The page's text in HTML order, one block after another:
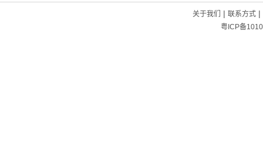
关于我们 | 联系方式|
粤ICP备